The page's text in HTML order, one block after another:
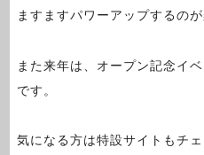
ますますパワーアップするの
また来年は、オープン記念イ
です。
気になる方は特設サイトもチ